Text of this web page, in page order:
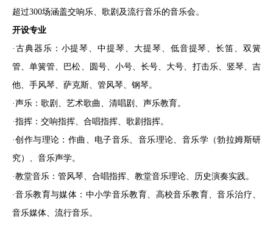
超过300场涵盖交响乐、歌剧及流行音乐的音乐会。
开设专业
·古典器乐：小提琴、中提琴、大提琴、低音提琴、长笛、双簧
管、单簧管、巴松、圆号、小号、长号、大号、打击乐、竖琴、吉
他、手风琴、萨克斯、管风琴、钢琴。
·声乐：歌剧、艺术歌曲、清唱剧、声乐教育。
·指挥：交响指挥、合唱指挥、歌剧指挥。
·创作与理论：作曲、电子音乐、音乐理论、音乐学（勃拉姆斯研
究）、音乐声学。
·教堂音乐：管风琴、合唱指挥、教堂音乐理论、历史演奏实践。
·音乐教育与媒体：中小学音乐教育、高校音乐教育、音乐治疗、
音乐媒体、流行音乐。